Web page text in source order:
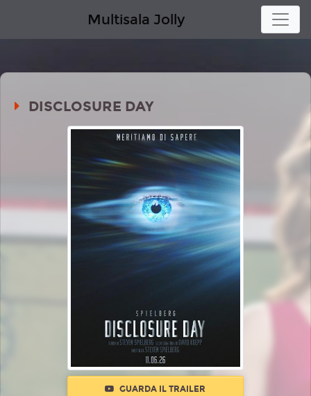
Multisala Jolly
DISCLOSURE DAY
GUARDA IL TRAILER